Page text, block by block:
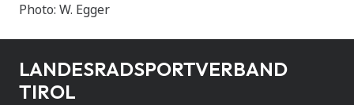
Photo: W. Egger
LANDESRADSPORTVERBAND
TIROL